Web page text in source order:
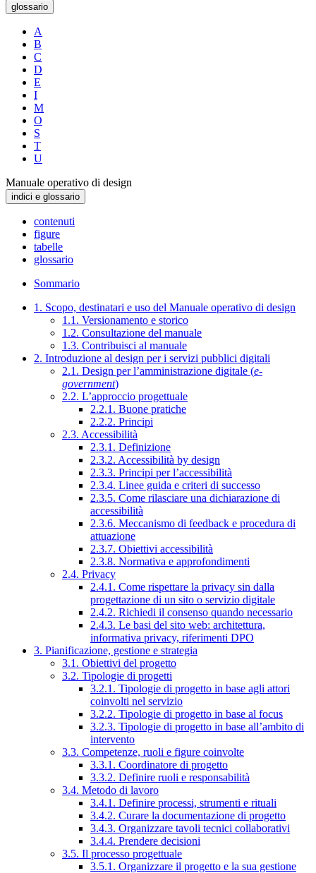
glossario
A
B
C
D
E
I
M
O
S
T
U
Manuale operativo di design
indici e glossario
contenuti
figure
tabelle
glossario
Sommario
1. Scopo, destinatari e uso del Manuale operativo di design
1.1. Versionamento e storico
1.2. Consultazione del manuale
1.3. Contribuisci al manuale
2. Introduzione al design per i servizi pubblici digitali
2.1. Design per l’amministrazione digitale (e-
government)
2.2. L’approccio progettuale
2.2.1. Buone pratiche
2.2.2. Principi
2.3. Accessibilità
2.3.1. Definizione
2.3.2. Accessibilità by design
2.3.3. Principi per l’accessibilità
2.3.4. Linee guida e criteri di successo
2.3.5. Come rilasciare una dichiarazione di
accessibilità
2.3.6. Meccanismo di feedback e procedura di
attuazione
2.3.7. Obiettivi accessibilità
2.3.8. Normativa e approfondimenti
2.4. Privacy
2.4.1. Come rispettare la privacy sin dalla
progettazione di un sito o servizio digitale
2.4.2. Richiedi il consenso quando necessario
2.4.3. Le basi del sito web: architettura,
informativa privacy, riferimenti DPO
3. Pianificazione, gestione e strategia
3.1. Obiettivi del progetto
3.2. Tipologie di progetti
3.2.1. Tipologie di progetto in base agli attori
coinvolti nel servizio
3.2.2. Tipologie di progetto in base al focus
3.2.3. Tipologie di progetto in base all’ambito di
intervento
3.3. Competenze, ruoli e figure coinvolte
3.3.1. Coordinatore di progetto
3.3.2. Definire ruoli e responsabilità
3.4. Metodo di lavoro
3.4.1. Definire processi, strumenti e rituali
3.4.2. Curare la documentazione di progetto
3.4.3. Organizzare tavoli tecnici collaborativi
3.4.4. Prendere decisioni
3.5. Il processo progettuale
3.5.1. Organizzare il progetto e la sua gestione